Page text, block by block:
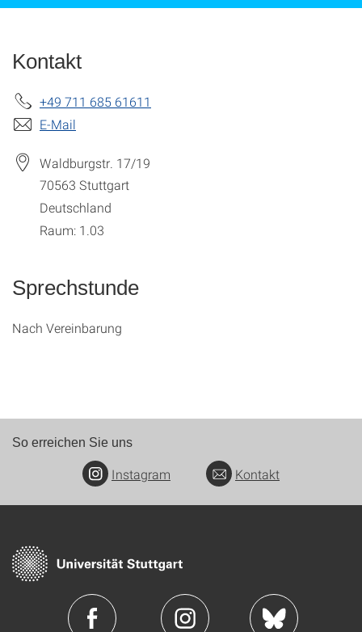
Kontakt
+49 711 685 61611
E-Mail
Waldburgstr. 17/19
70563 Stuttgart
Deutschland
Raum: 1.03
Sprechstunde
Nach Vereinbarung
So erreichen Sie uns
Instagram Kontakt